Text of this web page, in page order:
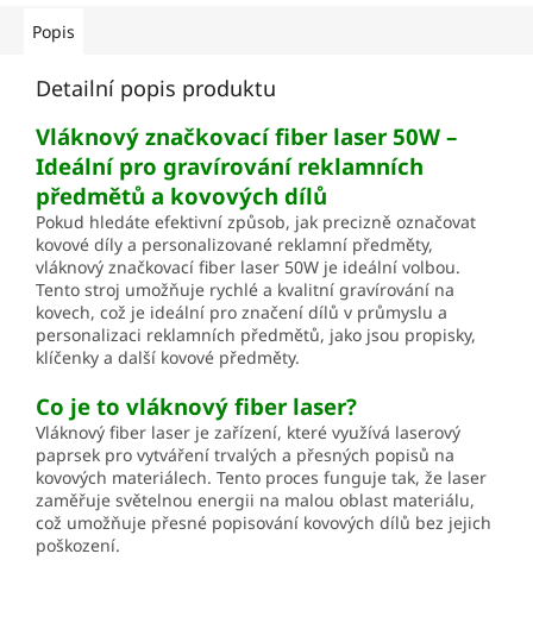
Popis
Detailní popis produktu
Vláknový značkovací fiber laser 50W –
Ideální pro gravírování reklamních
předmětů a kovových dílů
Pokud hledáte efektivní způsob, jak precizně označovat
kovové díly a personalizované reklamní předměty,
vláknový značkovací fiber laser 50W je ideální volbou.
Tento stroj umožňuje rychlé a kvalitní gravírování na
kovech, což je ideální pro značení dílů v průmyslu a
personalizaci reklamních předmětů, jako jsou propisky,
klíčenky a další kovové předměty.
Co je to vláknový fiber laser?
Vláknový fiber laser je zařízení, které využívá laserový
paprsek pro vytváření trvalých a přesných popisů na
kovových materiálech. Tento proces funguje tak, že laser
zaměřuje světelnou energii na malou oblast materiálu,
což umožňuje přesné popisování kovových dílů bez jejich
poškození.